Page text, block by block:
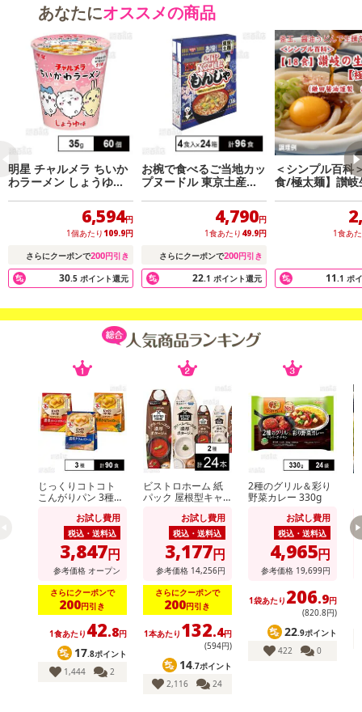
yでお支払いの場合、決済のため外部サイトへ遷移します。
※予約商品は決済手段ごとに定められた決済期限日にお支払いを完
了することがございます。ご了承いただいたうえでお申し込みくだ
さい。
発送日カレンダー
その他共通および商品カテゴリー別注意事項（※必ずご確認くだ
こちらの情報は2026年07月09日 時点での情報となります。
あなたにオススメの商品
明星 チャルメラ ちいか
わラーメン しょうゆ味
6,594円
1個あたり 109.9円
さらにクーポンで200円引き
30.5 ポイント還元
お椀で食べるご当地カッ
プヌードル 東京土産も
4,790円
1食あたり 49.9円
さらにクーポンで200円引き
22.1 ポイント還元
＜シンプル百科
食/極太麺】讃岐
1食あ
11.1 ポ
じっくりコトコト
こんがりパン 3種セ
タージュ / 濃厚かぼ
ちゃポタージュ / 濃
厚クラムポタージュ
お試し費用
税込・送料込
3,847円
参考価格 オープン
さらにクーポンで
200円引き
1食あたり 42.8円
17.8ポイント
1,444
2
ビストロホーム 紙
パック 屋根型キャ
トマトポタージュ /
クリームポタージュ
お試し費用
税込・送料込
3,177円
参考価格 14,256円
さらにクーポンで
200円引き
1本あたり 132.4円
(594円)
14.7ポイント
2,116
24
2種のグリル＆彩り
野菜カレー 330g
お試し費用
税込・送料込
4,965円
参考価格 19,699円
1袋あたり 206.9円
(820.8円)
22.9ポイント
422
0